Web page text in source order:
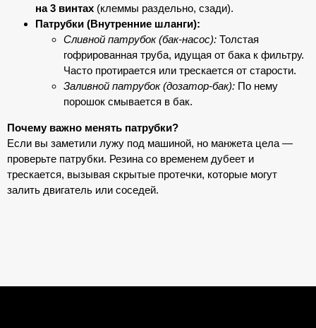
на 3 винтах (клеммы раздельно, сзади).
Патрубки (Внутренние шланги):
Сливной патрубок (бак-насос): Толстая
гофрированная труба, идущая от бака к фильтру.
Часто протирается или трескается от старости.
Заливной патрубок (дозатор-бак): По нему
порошок смывается в бак.
Почему важно менять патрубки?
Если вы заметили лужу под машиной, но манжета цела —
проверьте патрубки. Резина со временем дубеет и
трескается, вызывая скрытые протечки, которые могут
залить двигатель или соседей.